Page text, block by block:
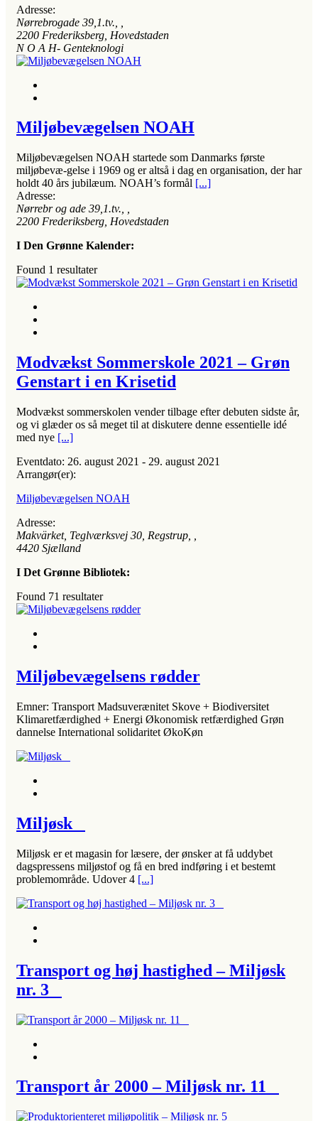
Adresse:
Nørrebrogade 39,1.tv.
2200 Frederiksberg, Hovedstaden
N O A H- Genteknologi
Miljøbevægelsen NOAH
Miljøbevægelsen NOAH startede som Danmarks første
miljøbevæ-gelse i 1969 og er altså i dag en organisation, der har
holdt 40 års jubilæum. NOAH’s formål [...]
Adresse:
Nørrebr og ade 39,1.tv.
2200 Frederiksberg, Hovedstaden
I Den Grønne Kalender:
Found 1 resultater
Modvækst Sommerskole 2021 – Grøn
Genstart i en Krisetid
Modvækst sommerskolen vender tilbage efter debuten sidste år,
og vi glæder os så meget til at diskutere denne essentielle idé
med nye [...]
Eventdato: 26. august 2021 - 29. august 2021
Arrangør(er):
Miljøbevægelsen NOAH
Adresse:
Makvärket, Teglværksvej 30, Regstrup
4420 Sjælland
I Det Grønne Bibliotek:
Found 71 resultater
Miljøbevægelsens rødder
Emner: Transport Madsuverænitet Skove + Biodiversitet
Klimaretfærdighed + Energi Økonomisk retfærdighed Grøn
dannelse International solidaritet ØkoKøn
Miljøsk
Miljøsk er et magasin for læsere, der ønsker at få uddybet
dagspressens miljøstof og få en bred indføring i et bestemt
problemområde. Udover 4 [...]
Transport og høj hastighed – Miljøsk
nr. 3
Transport år 2000 – Miljøsk nr. 11